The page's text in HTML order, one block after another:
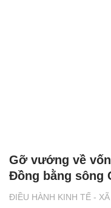
ĐIỀU HÀNH KINH TẾ -
Gỡ vướng về
Đồng bằng sông